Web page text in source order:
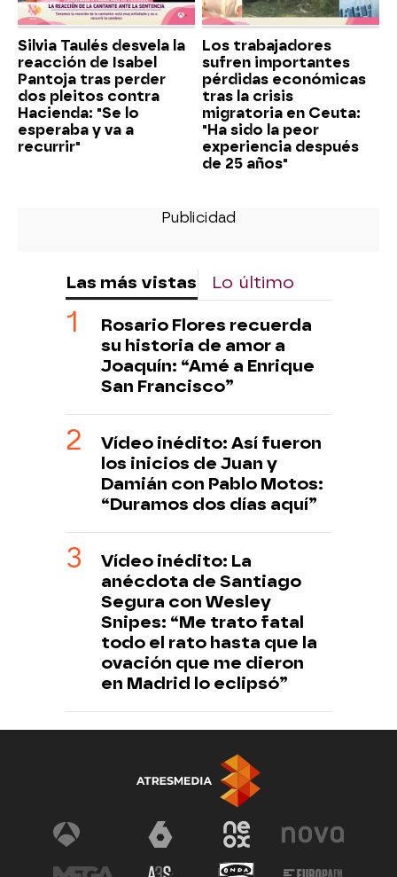
Silvia Taulés desvela la
reacción de Isabel
Pantoja tras perder
dos pleitos contra
Hacienda: "Se lo
esperaba y va a
recurrir"
Los trabajadores
sufren importantes
pérdidas económicas
tras la crisis
migratoria en Ceuta:
"Ha sido la peor
experiencia después
de 25 años"
Las más vistas Lo último
Rosario Flores recuerda
su historia de amor a
Joaquín: “Amé a Enrique
San Francisco”
Vídeo inédito: Así fueron
los inicios de Juan y
Damián con Pablo Motos:
“Duramos dos días aquí”
Vídeo inédito: La
anécdota de Santiago
Segura con Wesley
Snipes: “Me trato fatal
todo el rato hasta que la
ovación que me dieron
en Madrid lo eclipsó”